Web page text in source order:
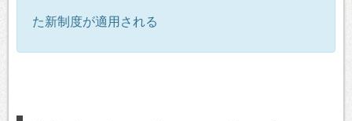
た新制度が適用される